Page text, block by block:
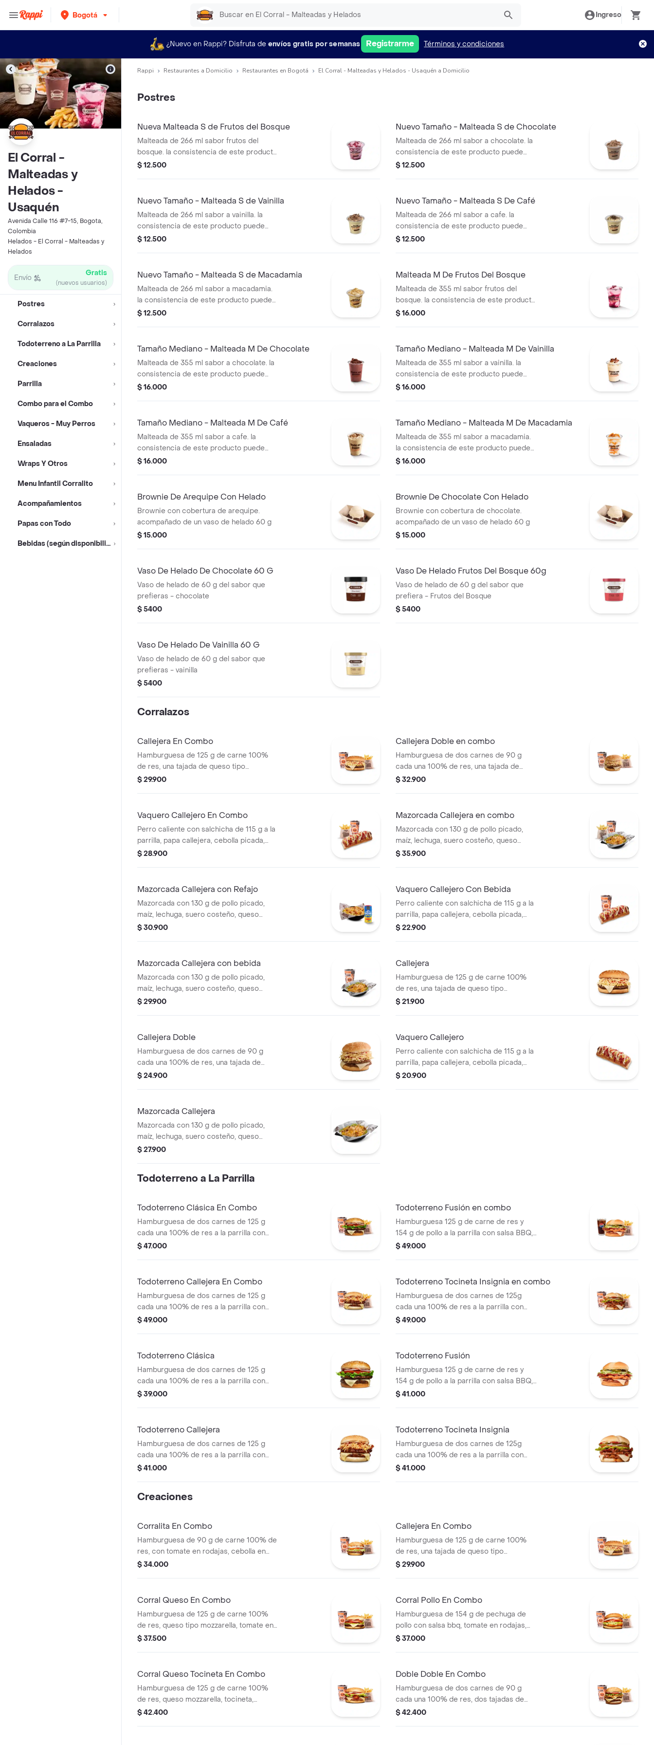
Bogotá Ingreso
¿Nuevo en Rappi? Disfruta de envíos gratis por semanas Registrarme Términos y condiciones
El Corral -
Malteadas y
Helados -
Usaquén
Avenida Calle 116 #7-15, Bogota,
Colombia
Helados - El Corral - Malteadas y
Helados
Envío Gratis
(nuevos usuarios)
Postres
Corralazos
Todoterreno a La Parrilla
Creaciones
Parrilla
Combo para el Combo
Vaqueros - Muy Perros
Ensaladas
Wraps Y Otros
Menu Infantil Corralito
Acompañamientos
Papas con Todo
Bebidas (según disponibilidad)
Rappi Restaurantes a Domicilio Restaurantes en Bogotá El Corral - Malteadas y Helados - Usaquén a Domicilio
Postres
Nueva Malteada S de Frutos del Bosque
Malteada de 266 ml sabor frutos del
bosque. la consistencia de este producto
puede variar debido al tiempo de
$ 12.500
Nuevo Tamaño - Malteada S de Chocolate
Malteada de 266 ml sabor a chocolate. la
consistencia de este producto puede
variar debido al tiempo de entrega.
$ 12.500
Nuevo Tamaño - Malteada S de Vainilla
Malteada de 266 ml sabor a vainilla. la
consistencia de este producto puede
variar debido al tiempo de entrega.
$ 12.500
Nuevo Tamaño - Malteada S De Café
Malteada de 266 ml sabor a cafe. la
consistencia de este producto puede
variar debido al tiempo de entrega
$ 12.500
Nuevo Tamaño - Malteada S de Macadamia
Malteada de 266 ml sabor a macadamia.
la consistencia de este producto puede
variar debido al tiempo de entrega.
$ 12.500
Malteada M De Frutos Del Bosque
Malteada de 355 ml sabor frutos del
bosque. la consistencia de este producto
puede variar debido al tiempo de
$ 16.000
Tamaño Mediano - Malteada M De Chocolate
Malteada de 355 ml sabor a chocolate. la
consistencia de este producto puede
variar debido al tiempo de entrega.
$ 16.000
Tamaño Mediano - Malteada M De Vainilla
Malteada de 355 ml sabor a vainilla. la
consistencia de este producto puede
variar debido al tiempo de entrega.
$ 16.000
Tamaño Mediano - Malteada M De Café
Malteada de 355 ml sabor a cafe. la
consistencia de este producto puede
variar debido al tiempo de entrega
$ 16.000
Tamaño Mediano - Malteada M De Macadamia
Malteada de 355 ml sabor a macadamia.
la consistencia de este producto puede
variar debido al tiempo de entrega.
$ 16.000
Brownie De Arequipe Con Helado
Brownie con cobertura de arequipe.
acompañado de un vaso de helado 60 g
$ 15.000
Brownie De Chocolate Con Helado
Brownie con cobertura de chocolate.
acompañado de un vaso de helado 60 g
$ 15.000
Vaso De Helado De Chocolate 60 G
Vaso de helado de 60 g del sabor que
prefieras - chocolate
$ 5400
Vaso De Helado Frutos Del Bosque 60g
Vaso de helado de 60 g del sabor que
prefiera - Frutos del Bosque
$ 5400
Vaso De Helado De Vainilla 60 G
Vaso de helado de 60 g del sabor que
prefieras - vainilla
$ 5400
Corralazos
Callejera En Combo
Hamburguesa de 125 g de carne 100%
de res, una tajada de queso tipo
mozzarella, papas callejera, salsa blanca,
$ 29.900
Callejera Doble en combo
Hamburguesa de dos carnes de 90 g
cada una 100% de res, una tajada de
queso tipo mozzarella, papas callejera,
bebida PET
$ 32.900
Vaquero Callejero En Combo
Perro caliente con salchicha de 115 g a la
parrilla, papa callejera, cebolla picada,
salsa blanca, salsa de tomate y mostaza
$ 28.900
Mazorcada Callejera en combo
Mazorcada con 130 g de pollo picado,
maíz, lechuga, suero costeño, queso
costeño, salsa BBQ, salsa Corral, salsa
$ 35.900
Mazorcada Callejera con Refajo
Mazorcada con 130 g de pollo picado,
maíz, lechuga, suero costeño, queso
costeño, salsa BBQ, salsa Corral, salsa
$ 30.900
Vaquero Callejero Con Bebida
Perro caliente con salchicha de 115 g a la
parrilla, papa callejera, cebolla picada,
salsa blanca, salsa de tomate y mostaza
$ 22.900
Mazorcada Callejera con bebida
Mazorcada con 130 g de pollo picado,
maíz, lechuga, suero costeño, queso
costeño, salsa BBQ, salsa Corral, salsa
$ 29.900
Callejera
Hamburguesa de 125 g de carne 100%
de res, una tajada de queso tipo
mozzarella, papas callejera, salsa blanca,
$ 21.900
Callejera Doble
Hamburguesa de dos carnes de 90 g
cada una 100% de res, una tajada de
queso tipo mozzarella, papas callejera,
$ 24.900
Vaquero Callejero
Perro caliente con salchicha de 115 g a la
parrilla, papa callejera, cebolla picada,
salsa blanca, salsa de tomate y mostaza
$ 20.900
Mazorcada Callejera
Mazorcada con 130 g de pollo picado,
maíz, lechuga, suero costeño, queso
costeño, salsa BBQ, salsa Corral, salsa
$ 27.900
Todoterreno a La Parrilla
Todoterreno Clásica En Combo
Hamburguesa de dos carnes de 125 g
cada una 100% de res a la parrilla con
salsa bbq, queso mozzarella, lechuga,
$ 47.000
Todoterreno Fusión en combo
Hamburguesa 125 g de carne de res y
154 g de pollo a la parrilla con salsa BBQ,
tocineta, queso mozzarella, pepinillos,
cascos) + bebida PET
$ 49.000
Todoterreno Callejera En Combo
Hamburguesa de dos carnes de 125 g
cada una 100% de res a la parrilla con
salsa bbq, tocineta, queso mozzarella,
$ 49.000
Todoterreno Tocineta Insignia en combo
Hamburguesa de dos carnes de 125g
cada una 100% de res a la parrilla con
salsa BBQ, tocineta, queso mozzarella,
papa + papas Corral medianas + bebida
$ 49.000
Todoterreno Clásica
Hamburguesa de dos carnes de 125 g
cada una 100% de res a la parrilla con
salsa bbq, queso mozzarella, lechuga,
$ 39.000
Todoterreno Fusión
Hamburguesa 125 g de carne de res y
154 g de pollo a la parrilla con salsa BBQ,
tocineta, queso mozzarella, pepinillos,
$ 41.000
Todoterreno Callejera
Hamburguesa de dos carnes de 125 g
cada una 100% de res a la parrilla con
salsa bbq, tocineta, queso mozzarella,
$ 41.000
Todoterreno Tocineta Insignia
Hamburguesa de dos carnes de 125g
cada una 100% de res a la parrilla con
salsa BBQ, tocineta, queso mozzarella,
$ 41.000
Creaciones
Corralita En Combo
Hamburguesa de 90 g de carne 100% de
res, con tomate en rodajas, cebolla en
rodajas, lechuga, salsa blanca y salsa de
$ 34.000
Callejera En Combo
Hamburguesa de 125 g de carne 100%
de res, una tajada de queso tipo
mozzarella, papas callejera, salsa blanca,
$ 29.900
Corral Queso En Combo
Hamburguesa de 125 g de carne 100%
de res, queso tipo mozzarella, tomate en
rodajas, cebolla en rodajas, lechuga y
$ 37.500
Corral Pollo En Combo
Hamburguesa de 154 g de pechuga de
pollo con salsa bbq, tomate en rodajas,
cebolla en rodajas, lechuga y salsa blanca
$ 37.000
Corral Queso Tocineta En Combo
Hamburguesa de 125 g de carne 100%
de res, queso mozzarella, tocineta,
tomate en rodajas, cebolla en rodajas,
$ 42.400
Doble Doble En Combo
Hamburguesa de dos carnes de 90 g
cada una 100% de res, dos tajadas de
queso tipo mozzarella, cebolla grillé,
$ 42.400